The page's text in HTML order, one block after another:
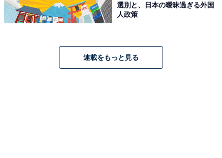
選別と、日本の曖昧過ぎる外国
人政策
連載をもっと見る